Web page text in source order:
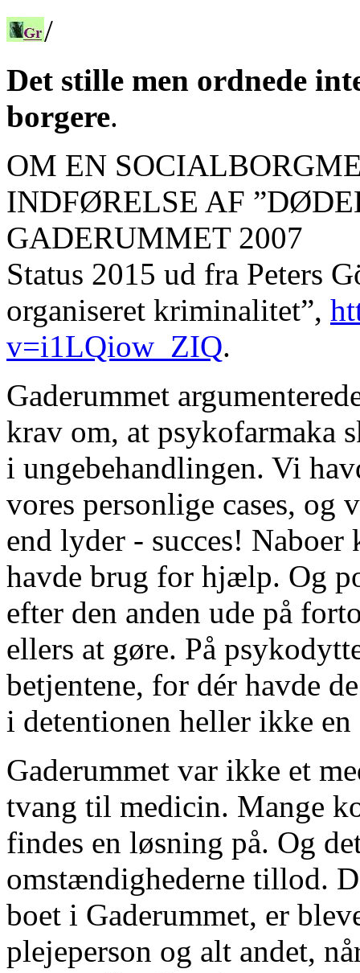
/
Det stille men ordnede
borgere.
OM EN
INDFØRELSE AF
GADERUMMET 2007
Status 2015 ud fra Peters
organiseret kriminalitet”,
v=i1LQiow_ZIQ.
Gaderummet
krav om, at psykofarmaka
i ungebehandlingen. Vi
vores personlige cases, og
end lyder - succes!
havde brug for hjælp. Og
efter den anden ude på
ellers at gøre. På
betjentene, for dér havde
i detentionen heller ikke
Gaderummet var ikke et
tvang til medicin. Mange
findes en løsning på. Og
omstændighederne tillod.
boet i Gaderummet, er
plejeperson og alt andet,